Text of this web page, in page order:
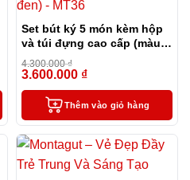
Set bút ký 5 món kèm hộp
và túi đựng cao cấp (màu
đen) – MT36
4.300.000₫
3.600.000 ₫
Thêm vào giỏ hàng